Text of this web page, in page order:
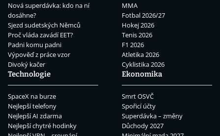
Nová superdávka: kdo na ní
dosáhne?
Sjezd sudetských Němců
Proč vláda zavádí EET?
Padni komu padni
Výpověď z práce vzor
Divoký kačer
MMA
Fotbal 2026/27
Hokej 2026
Tenis 2026
F1 2026
Atletika 2026
Cyklistika 2026
Technologie
SpaceX na burze
Nejlepší telefony
Nejlepší AI zdarma
Nejlepší chytré hodinky
Ekonomika
Smrt OSVČ
Spořicí účty
Superdávka – změny
Důchody 2027